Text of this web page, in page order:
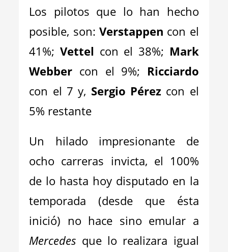
Los pilotos que lo han hecho
posible, son: Verstappen con el
41%;Vettel con el 38%; Mark
Webber con el 9%; Ricciardo
con el 7 y, Sergio Pérez con el
5% restante
Un hilado impresionante de
ocho carreras invicta, el 100%
de lo hasta hoy disputado en la
temporada (desde que ésta
inició) no hace sino emular a
Mercedes que lo realizara igual